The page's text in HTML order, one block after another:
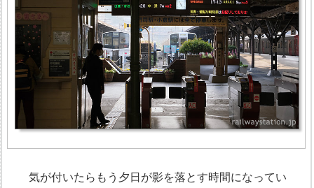
気が付いたらもう夕日が影を落とす時間になってい